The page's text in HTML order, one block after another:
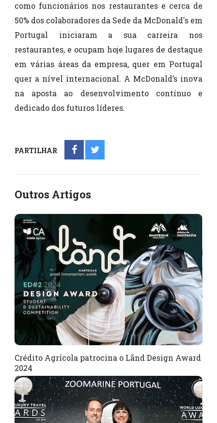
como funcionários nos restaurantes e cerca de
50% dos colaboradores da Sede da McDonald's em
Portugal iniciaram a sua carreira nos
restaurantes, e ocupam hoje lugares de destaque
em várias áreas da empresa, quer em Portugal
quer a nível internacional. A McDonald’s inova
na aposta ao desenvolvimento contínuo e
dedicado dos futuros líderes.
PARTILHAR
Outros Artigos
Crédito Agrícola patrocina o Lãnd Design Award
2024